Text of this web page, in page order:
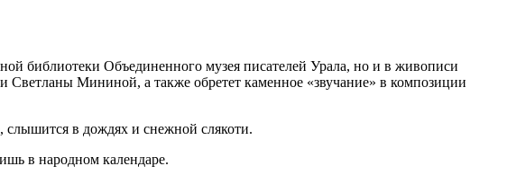
библиотеки Объединенного музея писателей Урала, но и в живописи
Светланы Мининой, а также обретет каменное «звучание» в композиции
слышится в дождях и снежной слякоти.
в народном календаре.